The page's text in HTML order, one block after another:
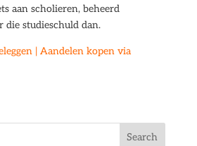
aan scholieren, beheerd
die studieschuld dan.
| Aandelen kopen via